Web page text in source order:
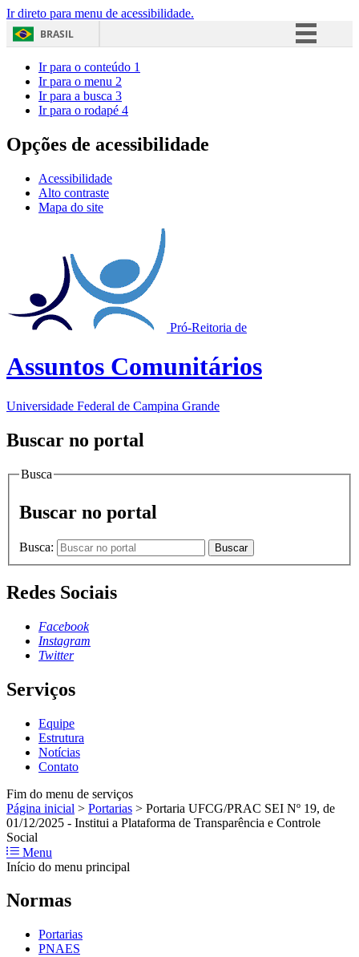
Ir direto para menu de acessibilidade.
BRASIL
Acesso à informação
Ir para o conteúdo 1
Ir para o menu 2
Ir para a busca 3
Ir para o rodapé 4
Opções de acessibilidade
Acessibilidade
Alto contraste
Mapa do site
Pró-Reitoria de
Assuntos Comunitários
Universidade Federal de Campina Grande
Buscar no portal
Busca
Buscar no portal
Busca: Buscar
Redes Sociais
Facebook
Instagram
Twitter
Serviços
Equipe
Estrutura
Notícias
Contato
Fim do menu de serviços
Página inicial > Portarias > Portaria UFCG/PRAC SEI Nº 19, de
01/12/2025 - Institui a Plataforma de Transparência e Controle
Social
Menu
Início do menu principal
Normas
Portarias
PNAES